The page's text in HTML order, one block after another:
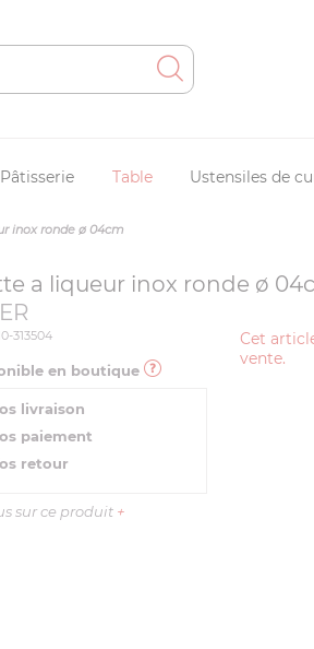
Pâtisserie Table Ustensiles de
inox ronde ø 04cm
a liqueur inox ronde ø
Cet
vente.
313504
en boutique
livraison
paiement
retour
sur ce produit +